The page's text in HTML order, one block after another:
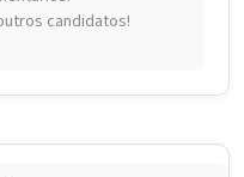
candidatos!